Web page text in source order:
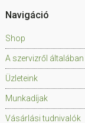
Navigáció
Shop
A szervizről általában
Üzleteink
Munkadíjak
Vásárlási tudnivalók